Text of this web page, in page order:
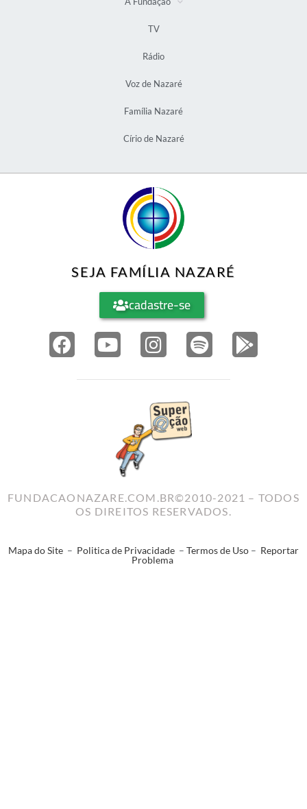
TV
Rádio
Voz de Nazaré
Família Nazaré
Círio de Nazaré
SEJA FAMÍLIA NAZARÉ
cadastre-se
FUNDACAONAZARE.COM.BR©2010-2021 – TODOS
OS DIREITOS RESERVADOS.
Mapa do Site – Politica de Privacidade – Termos de Uso – Reportar
Problema